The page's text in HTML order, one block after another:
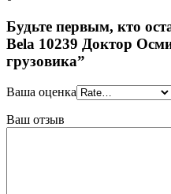
Будьте первым, кто
Bela 10239 Доктор
грузовика”
Ваша оценка
Ваш отзыв